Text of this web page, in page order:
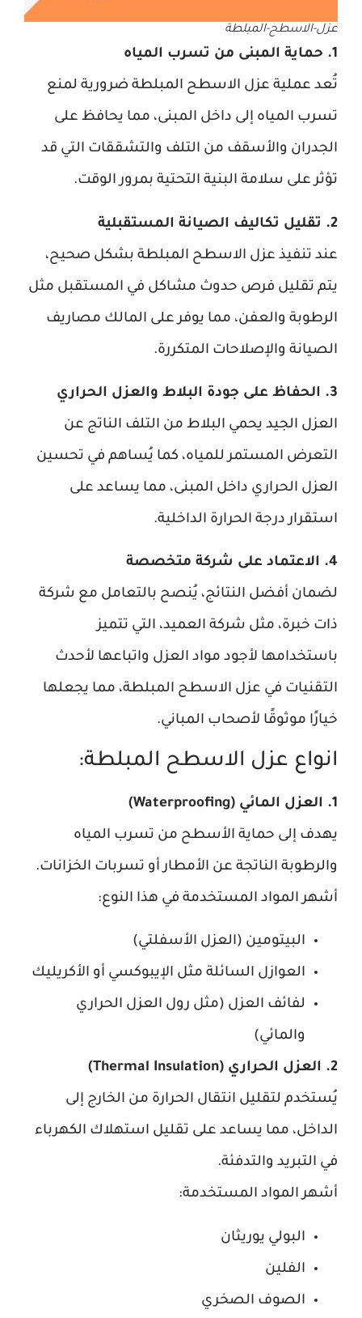
عزل-الاسطح-المبلطة
1. حماية المبنى من تسرب المياه
تُعد عملية عزل الاسطح المبلطة ضرورية لمنع
تسرب المياه إلى داخل المبنى، مما يحافظ على
الجدران والأسقف من التلف والتشققات التي قد
تؤثر على سلامة البنية التحتية بمرور الوقت.
2. تقليل تكاليف الصيانة المستقبلية
عند تنفيذ عزل الاسطح المبلطة بشكل صحيح،
يتم تقليل فرص حدوث مشاكل في المستقبل مثل
الرطوبة والعفن، مما يوفر على المالك مصاريف
الصيانة والإصلاحات المتكررة.
3. الحفاظ على جودة البلاط والعزل الحراري
العزل الجيد يحمي البلاط من التلف الناتج عن
التعرض المستمر للمياه، كما يُساهم في تحسين
العزل الحراري داخل المبنى، مما يساعد على
استقرار درجة الحرارة الداخلية.
4. الاعتماد على شركة متخصصة
لضمان أفضل النتائج، يُنصح بالتعامل مع شركة
ذات خبرة، مثل شركة العميد، التي تتميز
باستخدامها لأجود مواد العزل واتباعها لأحدث
التقنيات في عزل الاسطح المبلطة، مما يجعلها
خيارًا موثوقًا لأصحاب المباني.
انواع عزل الاسطح المبلطة:
1. العزل المائي (Waterproofing)
يهدف إلى حماية الأسطح من تسرب المياه
والرطوبة الناتجة عن الأمطار أو تسربات الخزانات.
أشهر المواد المستخدمة في هذا النوع:
البيتومين (العزل الأسفلتي)
العوازل السائلة مثل الإيبوكسي أو الأكريليك
لفائف العزل (مثل رول العزل الحراري
والمائي)
2. العزل الحراري (Thermal Insulation)
يُستخدم لتقليل انتقال الحرارة من الخارج إلى
الداخل، مما يساعد على تقليل استهلاك الكهرباء
في التبريد والتدفئة.
أشهر المواد المستخدمة:
البولي يوريثان
الفلين
الصوف الصخري